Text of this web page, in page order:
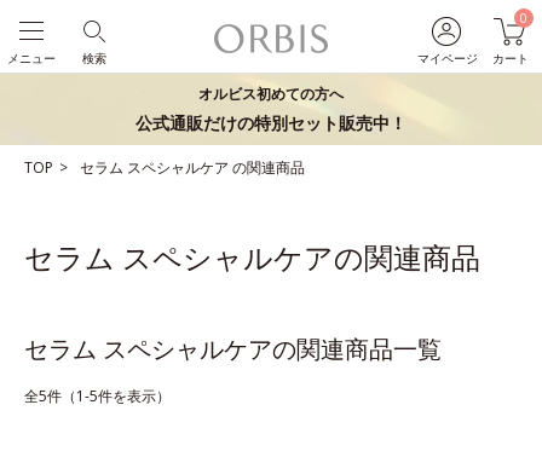
マイページ
0
カート
検索
メニュー
オルビス初めての方へ
公式通販だけの特別セット販売中！
TOP セラム スペシャルケア の関連商品
セラム スペシャルケアの関連商品
セラム スペシャルケアの関連商品一覧
全5件（1-5件を表示）